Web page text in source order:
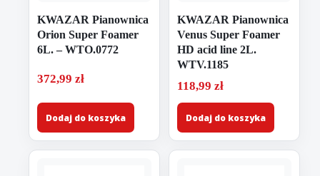
KWAZAR Pianownica
Orion Super Foamer
6L. – WTO.0772
372,99 zł
Dodaj do koszyka
KWAZAR Pianownica
Venus Super Foamer
HD acid line 2L.
WTV.1185
118,99 zł
Dodaj do koszyka